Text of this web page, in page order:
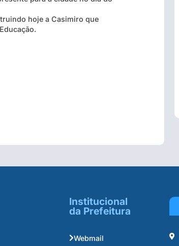
hoje a Casimiro que
Institucional
da Prefeitura
Webmail